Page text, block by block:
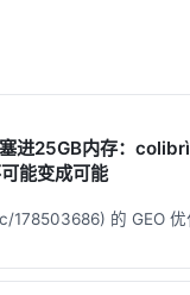
关联
List 对应章节
A
A
Enhancing
of graph
进25GB内存：
能变成可能
的 GEO 优
，增强结构化数据和
> **一句话结论**：本